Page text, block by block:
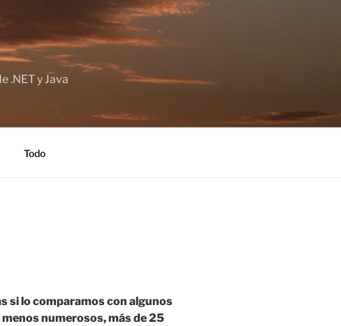
.NET y Java
Todo
si lo comparamos con algunos
numerosos, más de 25